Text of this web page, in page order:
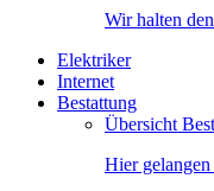
Wir halten
Elektriker
Internet
Bestattung
Übersicht
Hier